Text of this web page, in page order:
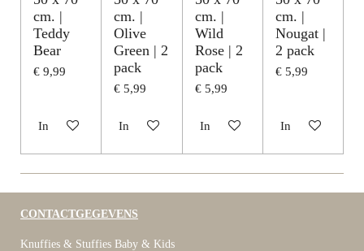
cm. |
Teddy
Bear
€ 9,99
In winkelwagen
cm. |
Olive
Green | 2
pack
€ 5,99
In winkelwagen
cm. |
Wild
Rose | 2
pack
€ 5,99
In winkelwagen
cm. |
Nougat |
2 pack
€ 5,99
In winkelwagen
CONTACTGEGEVENS
Knuffies & Stuffies Baby & Kids